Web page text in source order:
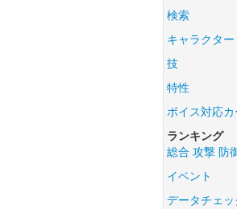
検索
キャラクター
技
特性
ボイス対応カ
ランキング
総合 攻撃 防
イベント
データチェッ